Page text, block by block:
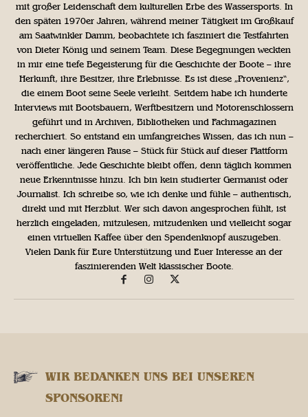
mit großer Leidenschaft dem kulturellen Erbe des Wassersports. In
den späten 1970er Jahren, während meiner Tätigkeit im Großkauf
am Saatwinkler Damm, beobachtete ich fasziniert die Testfahrten
von Dieter König und seinem Team. Diese Begegnungen weckten
in mir eine tiefe Begeisterung für die Geschichte der Boote – ihre
Herkunft, ihre Besitzer, ihre Erlebnisse. Es ist diese „Provenienz“,
die einem Boot seine Seele verleiht. Seitdem habe ich hunderte
Interviews mit Bootsbauern, Werftbesitzern und Motorenschlossern
geführt und in Archiven, Bibliotheken und Fachmagazinen
recherchiert. So entstand ein umfangreiches Wissen, das ich nun –
nach einer längeren Pause – Stück für Stück auf dieser Plattform
veröffentliche. Jede Geschichte bleibt offen, denn täglich kommen
neue Erkenntnisse hinzu. Ich bin kein studierter Germanist oder
Journalist. Ich schreibe so, wie ich denke und fühle – authentisch,
direkt und mit Herzblut. Wer sich davon angesprochen fühlt, ist
herzlich eingeladen, mitzulesen, mitzudenken und vielleicht sogar
einen virtuellen Kaffee über den Spendenknopf auszugeben.
Vielen Dank für Eure Unterstützung und Euer Interesse an der
faszinierenden Welt klassischer Boote.
WIR BEDANKEN UNS BEI UNSEREN
SPONSOREN!